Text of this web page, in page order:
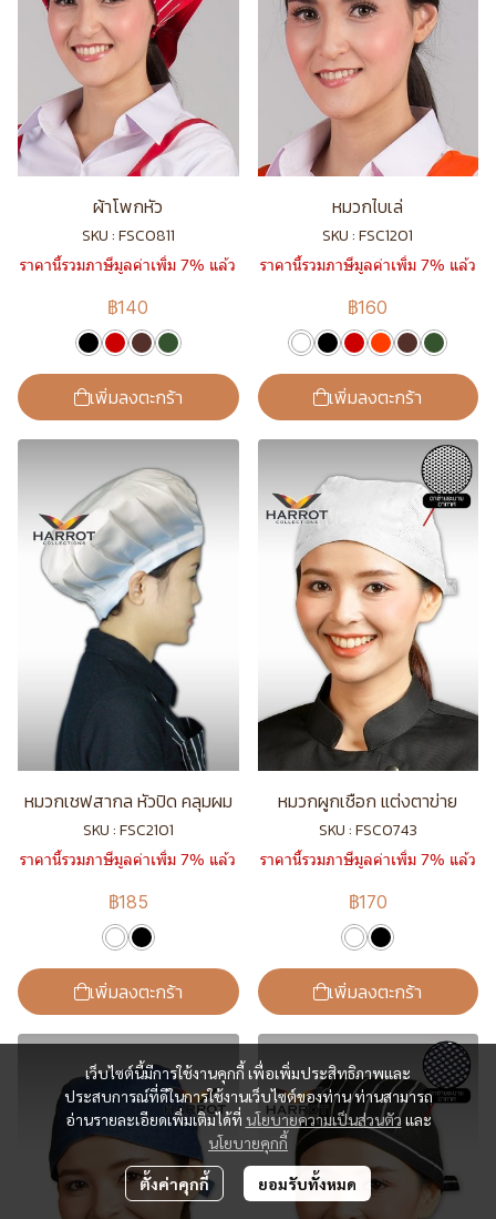
ผ้าโพกหัว
SKU : FSC0811
ราคานี้รวมภาษีมูลค่าเพิ่ม 7% แล้ว
฿140
เพิ่มลงตะกร้า
หมวกไบเล่
SKU : FSC1201
ราคานี้รวมภาษีมูลค่าเพิ่ม 7% แล้ว
฿160
เพิ่มลงตะกร้า
หมวกเชฟสากล หัวปิด คลุมผม
SKU : FSC2101
ราคานี้รวมภาษีมูลค่าเพิ่ม 7% แล้ว
฿185
เพิ่มลงตะกร้า
หมวกผูกเชือก แต่งตาข่าย
SKU : FSC0743
ราคานี้รวมภาษีมูลค่าเพิ่ม 7% แล้ว
฿170
เพิ่มลงตะกร้า
เว็บไซต์นี้มีการใช้งานคุกกี้ เพื่อเพิ่มประสิทธิภาพและ
ประสบการณ์ที่ดีในการใช้งานเว็บไซต์ของท่าน ท่านสามารถ
อ่านรายละเอียดเพิ่มเติมได้ที่ นโยบายความเป็นส่วนตัวและ
นโยบายคุกกี้
ตั้งค่าคุกกี้ ยอมรับทั้งหมด